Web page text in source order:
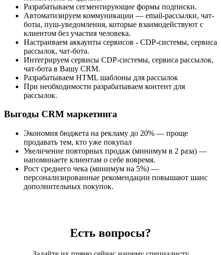
Разрабатываем сегментирующие формы подписки.
Автоматизируем коммуникации — email-рассылки, чат-
боты, пуш-уведомления, которые взаимодействуют с
клиентом без участия человека.
Настраиваем аккаунты сервисов - CDP-системы, сервиса
рассылок, чат-бота.
Интегрируем сервисы CDP-системы, сервиса рассылок,
чат-бота в Вашу CRM.
Разрабатываем HTML шаблоны для рассылок
При необходимости разрабатываем контент для
рассылок.
Выгоды CRM маркетинга
Экономия бюджета на рекламу до 20% — проще
продавать тем, кто уже покупал
Увеличение повторных продаж (минимум в 2 раза) —
напоминаете клиентам о себе вовремя.
Рост среднего чека (минимум на 5%) —
персонализированные рекомендации повышают шанс
дополнительных покупок.
Есть вопросы?